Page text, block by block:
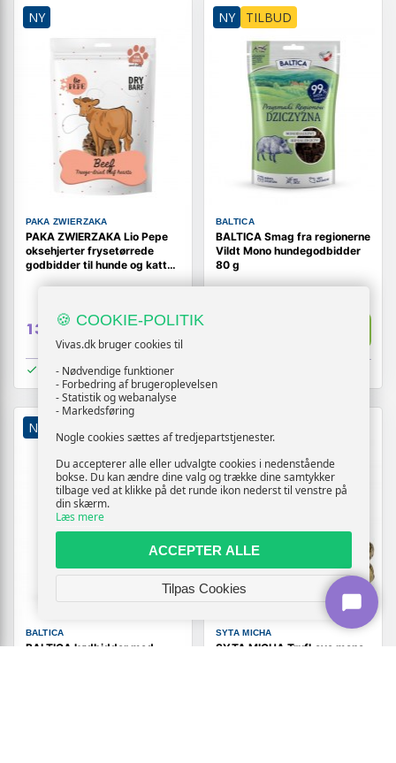
NY
PAKA ZWIERZAKA
PAKA ZWIERZAKA Lio Pepe
oksehjerter frysetørrede
godbidder til hunde og katte
139,- Vis
På lager
NY TILBUD
BALTICA
BALTICA Smag fra regionerne
Vildt Mono hundegodbidder
80 g
NY
BALTICA
BALTICA kødbidder med
SYTA MICHA
SYTA MICHA TrufLove mono
🍪 COOKIE-POLITIK
Vivas.dk bruger cookies til
- Nødvendige funktioner
- Forbedring af brugeroplevelsen
- Statistik og webanalyse
- Markedsføring
Nogle cookies sættes af tredjepartstjenester.
Du accepterer alle eller udvalgte cookies i nedenstående
bokse. Du kan ændre dine valg og trække dine samtykker
tilbage ved at klikke på det runde ikon nederst til venstre på
din skærm.
Læs mere
ACCEPTER ALLE
Tilpas Cookies